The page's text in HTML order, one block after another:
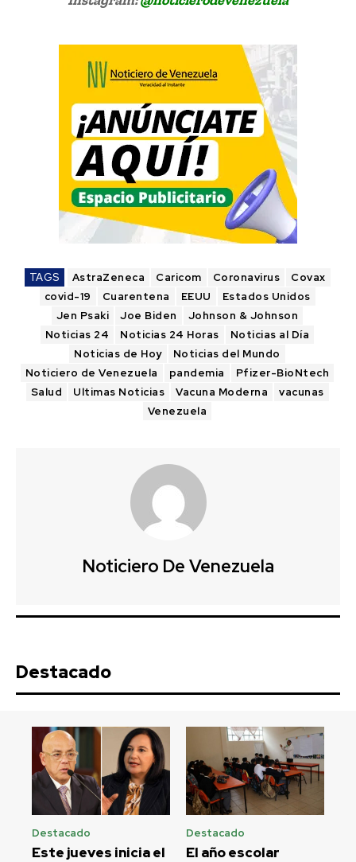
TAGS AstraZeneca Caricom Coronavirus
Covax
covid-19
Cuarentena EEUU
Estados Unidos
Jen Psaki
Joe Biden
Johnson & Johnson
Noticias 24
Noticias 24 Horas
Noticias al Día
Noticias de Hoy
Noticias del Mundo
Noticiero de Venezuela
pandemia
Pfizer-BioNtech
Salud
Ultimas Noticias Vacuna Moderna
vacunas
Venezuela
Noticiero De Venezuela
Destacado
Destacado
Este jueves inicia el
Destacado
El año escolar